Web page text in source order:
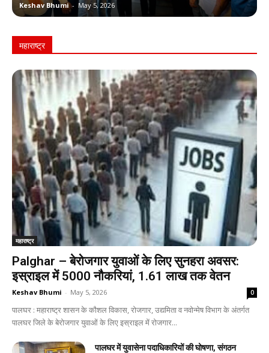
Keshav Bhumi - May 5, 2026
महाराष्ट्र
महाराष्ट्र
Palghar – बेरोजगार युवाओं के लिए सुनहरा अवसर:
इस्राइल में 5000 नौकरियां, ₹1.61 लाख तक वेतन
Keshav Bhumi - May 5, 2026 0
पालघर : महाराष्ट्र शासन के कौशल विकास, रोजगार, उद्यमिता व नवोन्मेष विभाग के अंतर्गत
पालघर जिले के बेरोजगार युवाओं के लिए इस्राइल में रोजगार...
पालघर में युवासेना पदाधिकारियों की घोषणा, संगठन